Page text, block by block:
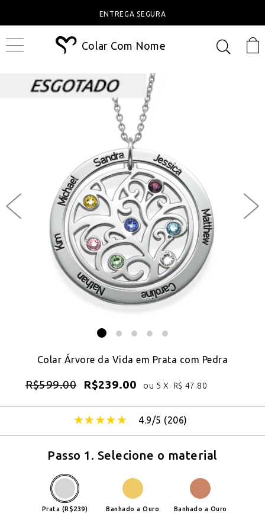
ENTREGA SEGURA
Colar Com Nome
Colar Árvore da Vida em Prata com Pedra
R$599.00 R$239.00 ou 5 X R$ 47.80
4.9/5 (206)
Passo 1. Selecione o material
Prata (R$239)
Banhado a Ouro
Banhado a Ouro